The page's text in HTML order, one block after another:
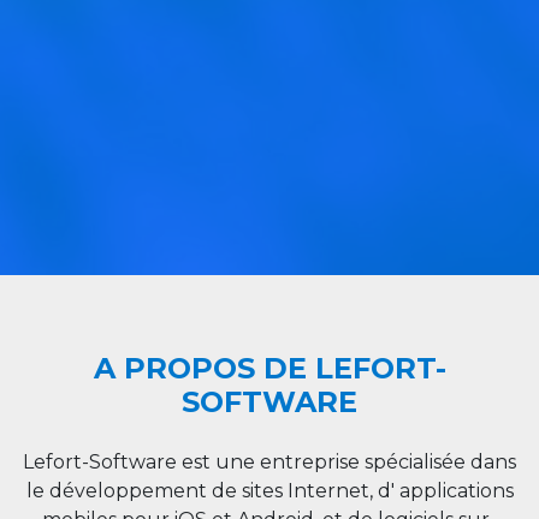
A PROPOS DE LEFORT-
SOFTWARE
Lefort-Software est une entreprise spécialisée dans
le développement de sites Internet, d' applications